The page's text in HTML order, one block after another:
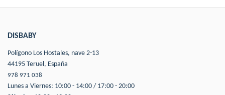
DISBABY
Polígono Los Hostales, nave 2-13
44195 Teruel, España
978 971 038
Lunes a Viernes: 10:00 - 14:00 / 17:00 - 20:00